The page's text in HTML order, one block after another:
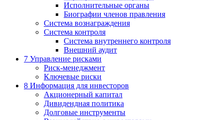
Исполнительные органы
Биографии членов правления
Система вознаграждения
Система контроля
Система внутреннего контроля
Внешний аудит
7 Управление рисками
Риск-менеджмент
Ключевые риски
8 Информация для инвесторов
Акционерный капитал
Дивидендная политика
Долговые инструменты